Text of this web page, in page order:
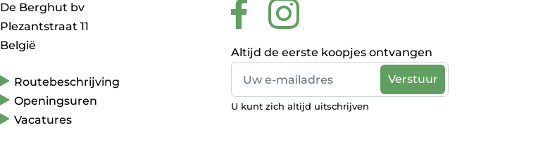
De Berghut bv
Plezantstraat 11
België
Routebeschrijving
Openingsuren
Vacatures
Altijd de eerste koopjes ontvangen
U kunt zich altijd uitschrijven